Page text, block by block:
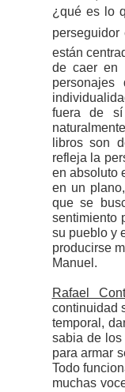
¿qué es lo
están
de caer en
fuera de
libros son
refleja la
en absoluto
en un
que se
sentimiento
su pueblo y
producirse
Manuel.
Rafael
continuidad
temporal,
sabia de
para armar
Todo
muchas